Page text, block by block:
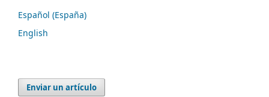
Español (España)
English
Enviar un artículo